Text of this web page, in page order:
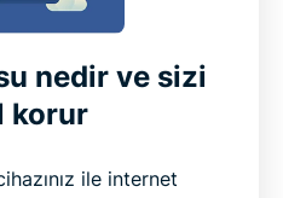
nedir ve sizi
korur
ile internet